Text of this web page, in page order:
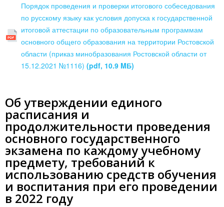
Порядок проведения и проверки итогового собеседования
по русскому языку как условия допуска к государственной
итоговой аттестации по образовательным программам
основного общего образования на территории Ростовской
области (приказ минобразования Ростовской области от
15.12.2021 №1116) (pdf, 10.9 MБ)
Об утверждении единого
расписания и
продолжительности проведения
основного государственного
экзамена по каждому учебному
предмету, требований к
использованию средств обучения
и воспитания при его проведении
в 2022 году